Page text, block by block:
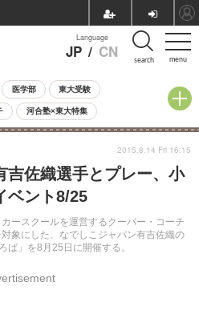
menu
Language
JP / CN search
医学部 東大受験
河合塾×東大特集
中学受験 小学校受験
校 過去問 人気記事
究教材（中学生向け）
吉佐織選手とプレー、小
ベント8/25
ースクールを運営するクーバー・コーチ
象にした、なでしこジャパン有吉佐織の
ば」を8月25日に開催する。
2015.8.14 Fri 16:15